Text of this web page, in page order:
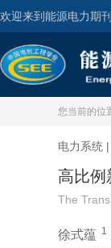
欢迎来到能源电力期刊
您当前的位
电力系统 |
高比例
The
徐式蕴 1